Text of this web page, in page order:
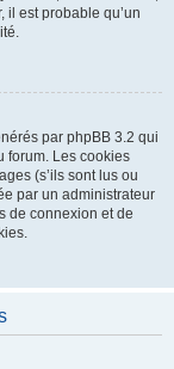
il est probable qu’un
par phpBB 3.2 qui
forum. Les cookies
(s’ils sont lus ou
par un administrateur
de connexion et de